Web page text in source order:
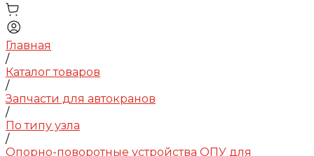
Главная
/
Каталог товаров
/
Запчасти для автокранов
/
По типу узла
/
Опорно-поворотные устройства ОПУ для